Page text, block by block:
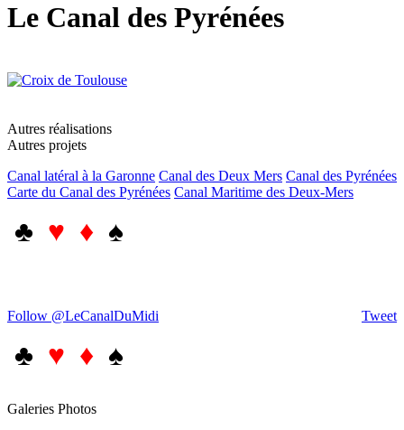
Le Canal des Pyrénées
Autres réalisations
Autres projets
Canal latéral à la Garonne Canal des Deux Mers Canal des Pyrénées
Carte du Canal des Pyrénées Canal Maritime des Deux-Mers
♣ ♥ ♦ ♠
Tweet
Follow @LeCanalDuMidi
♣ ♥ ♦ ♠
Galeries Photos